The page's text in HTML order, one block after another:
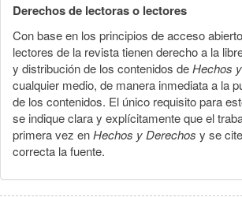
Derechos de lectoras o lectores
Con base en los principios de acceso
lectores de la revista tienen derecho a la
y distribución de los contenidos deHechos
cualquier medio, de manera inmediata a la
de los contenidos. El único requisito para
se indique clara y explícitamente que el
primera vez enHechos y Derechos y se
correcta la fuente.